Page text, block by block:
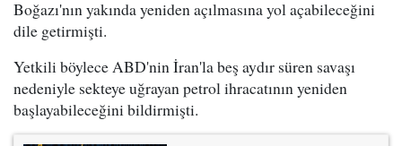
Boğazı'nın yakında yeniden açılmasına yol açabileceğini
dile getirmişti.
Yetkili böylece ABD'nin İran'la beş aydır süren savaşı
nedeniyle sekteye uğrayan petrol ihracatının yeniden
başlayabileceğini bildirmişti.